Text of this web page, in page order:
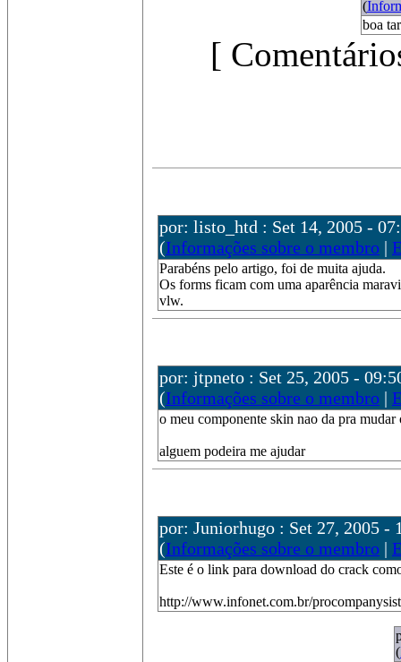
(
boa
[
por: listo_htd : Set 14, 2005 -
(Informações sobre o membro |
Parabéns pelo artigo, foi de muita ajuda.
Os forms ficam com uma aparência
vlw.
por: jtpneto : Set 25, 2005 -
(Informações sobre o membro |
o meu componente skin nao da pra mudar
alguem podeira me ajudar
por: Juniorhugo : Set 27, 2005 -
(Informações sobre o membro |
Este é o link para download do crack
http://www.infonet.com.br/
(